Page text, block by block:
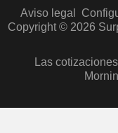
Aviso legal
Copyright © 2026
Las